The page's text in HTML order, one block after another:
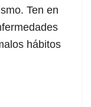
Ten en
hábitos